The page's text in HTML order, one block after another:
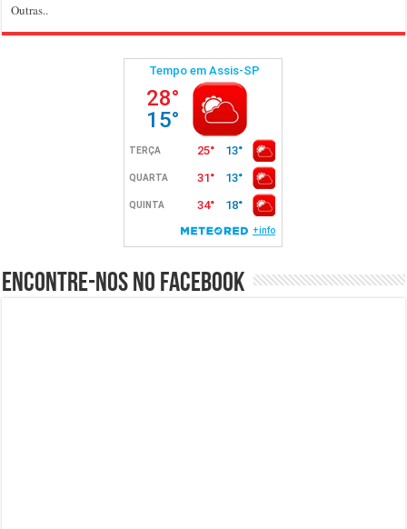
Outras..
Encontre-nos no Facebook